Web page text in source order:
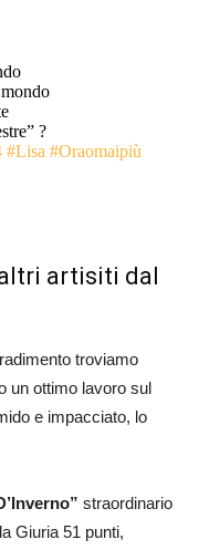
?
#Lisa #Oraomaipiù
artisiti dal
troviamo
un ottimo lavoro sul
e impacciato, lo
straordinario
Giuria 51 punti,